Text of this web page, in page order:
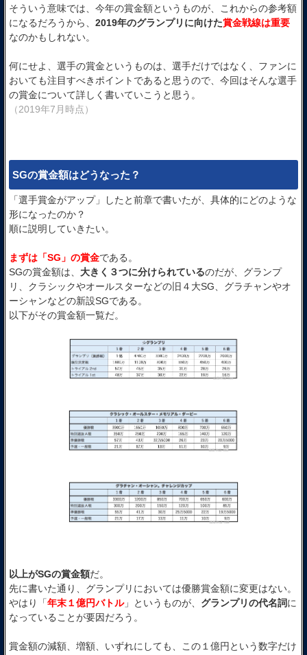
そういう意味では、今年の賞金額というものが、これからの参考額
になるだろうから、 2019年のグランプリに向けた賞金戦線は重要
なのかもしれない。
何にせよ、選手の賞金というものは、選手だけではなく、ファンに
おいても注目すべきポイントであると思うので、今回はそんな選手
の賞金について詳しく書いていこうと思う。
（2019年7月時点）
SGの賞金額はどうなった？
「選手賞金がアップ」したと前章で書いたが、具体的にどのような
形になったのか？
順に説明していきたい。
まずは「SG」の賞金である。
SGの賞金額は、 大きく３つに分けられているのだが、グランプ
リ、クラシックやオールスターなどの旧４大SG、グラチャンやオ
ーシャンなどの新設SGである。
以下がその賞金額一覧だ。
以上がSGの賞金額だ。
先に書いた通り、グランプリにおいては優勝賞金額に変更はない。
やはり「年末１億円バトル」というものが、 グランプリの代名詞に
なっていることが要因だろう。
賞金額の減額、増額、いずれにしても、この１億円という数字だけ